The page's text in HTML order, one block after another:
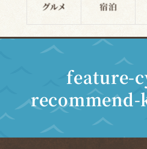
feature-
recommend-